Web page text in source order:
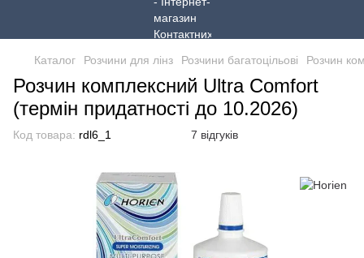
Каталог Розчини для лінз Розчини багатоцільові Розчин
Розчин комплексний Ultra Comfort
(термін придатності до 10.2026)
Код товара: rdl6_1 7 відгуків